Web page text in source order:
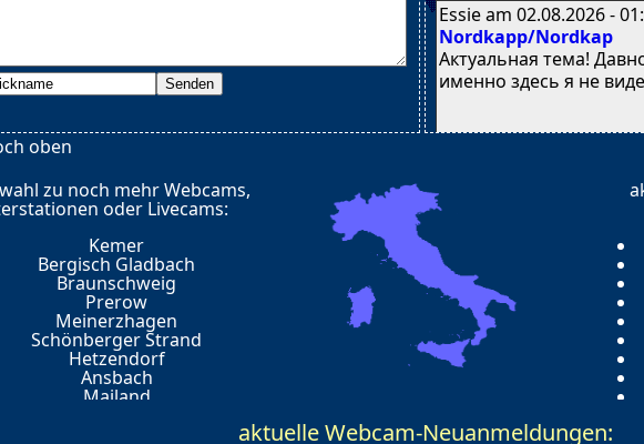
Essie am 02.08.2026 -
Nordkapp/Nordkap
Актуальная тема!
именно здесь я не
такой ситуации. В
этом в интимной
холод. По-честному,
супруга.
И вот что я поняла —
секс. Это оказалось
Никаких оплаты —
Вступила на
oben
zu noch mehr Webcams,
oder Livecams:
Kemer
Bergisch Gladbach
Braunschweig
Prerow
Meinerzhagen
Schönberger Strand
Hetzendorf
Ansbach
Mailand
aktuelle Webcam-Neuanmeldungen: